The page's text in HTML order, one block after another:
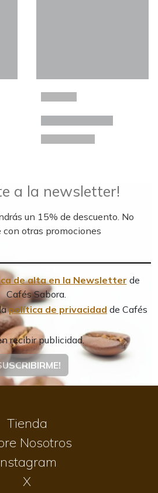
a la newsletter!
un 15% de descuento. No
con otras promociones
de alta en la Newsletter de
Cafés Sabora.
política de privacidad de Cafés
recibir publicidad.
Tienda
Nosotros
X